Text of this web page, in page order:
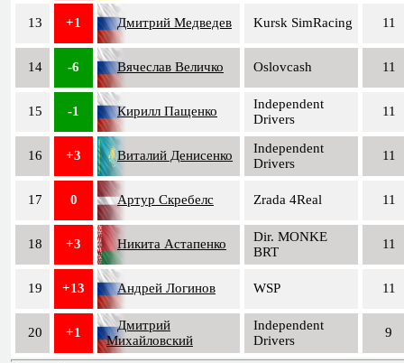
13 +1 Дмитрий Медведев Kursk SimRacing 11
14 -6 Вячеслав Величко Oslovcash 11
15 -1 Кирилл Пащенко
Independent
Drivers
11
16 +3 Виталий Денисенко
Independent
Drivers
11
17 0 Артур Скребелс Zrada 4Real 11
18 +3 Никита Астапенко
Dir. MONKE
BRT
11
19 +13 Андрей Логинов WSP 11
20 +1
Дмитрий
Михайловский
Independent
Drivers
9